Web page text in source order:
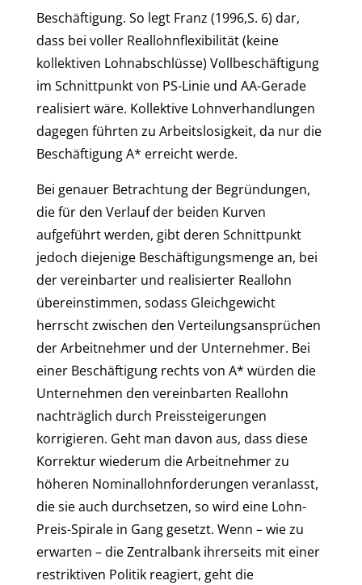
Beschäftigung. So legt Franz (1996,S. 6) dar,
dass bei voller Reallohnflexibilität (keine
kollektiven Lohnabschlüsse) Vollbeschäftigung
im Schnittpunkt von PS-Linie und AA-Gerade
realisiert wäre. Kollektive Lohnverhandlungen
dagegen führten zu Arbeitslosigkeit, da nur die
Beschäftigung A* erreicht werde.
Bei genauer Betrachtung der Begründungen,
die für den Verlauf der beiden Kurven
aufgeführt werden, gibt deren Schnittpunkt
jedoch diejenige Beschäftigungsmenge an, bei
der vereinbarter und realisierter Reallohn
übereinstimmen, sodass Gleichgewicht
herrscht zwischen den Verteilungsansprüchen
der Arbeitnehmer und der Unternehmer. Bei
einer Beschäftigung rechts von A* würden die
Unternehmen den vereinbarten Reallohn
nachträglich durch Preissteigerungen
korrigieren. Geht man davon aus, dass diese
Korrektur wiederum die Arbeitnehmer zu
höheren Nominallohnforderungen veranlasst,
die sie auch durchsetzen, so wird eine Lohn-
Preis-Spirale in Gang gesetzt. Wenn – wie zu
erwarten – die Zentralbank ihrerseits mit einer
restriktiven Politik reagiert, geht die